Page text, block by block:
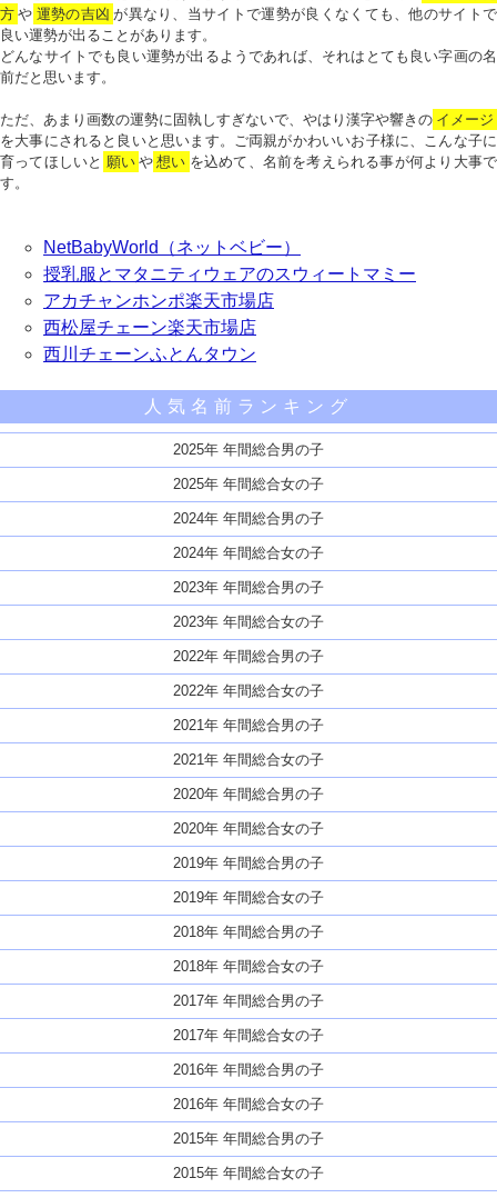
方 や 運勢の吉凶 が異なり、当サイトで運勢が良くなくても、他のサイトで
良い運勢が出ることがあります。
どんなサイトでも良い運勢が出るようであれば、それはとても良い字画の名
前だと思います。
ただ、あまり画数の運勢に固執しすぎないで、やはり漢字や響きの イメージ
を大事にされると良いと思います。ご両親がかわいいお子様に、こんな子に
育ってほしいと 願い や 想い を込めて、名前を考えられる事が何より大事で
す。
NetBabyWorld（ネットベビー）
授乳服とマタニティウェアのスウィートマミー
アカチャンホンポ楽天市場店
西松屋チェーン楽天市場店
西川チェーンふとんタウン
人気名前ランキング
2025年 年間総合男の子
2025年 年間総合女の子
2024年 年間総合男の子
2024年 年間総合女の子
2023年 年間総合男の子
2023年 年間総合女の子
2022年 年間総合男の子
2022年 年間総合女の子
2021年 年間総合男の子
2021年 年間総合女の子
2020年 年間総合男の子
2020年 年間総合女の子
2019年 年間総合男の子
2019年 年間総合女の子
2018年 年間総合男の子
2018年 年間総合女の子
2017年 年間総合男の子
2017年 年間総合女の子
2016年 年間総合男の子
2016年 年間総合女の子
2015年 年間総合男の子
2015年 年間総合女の子